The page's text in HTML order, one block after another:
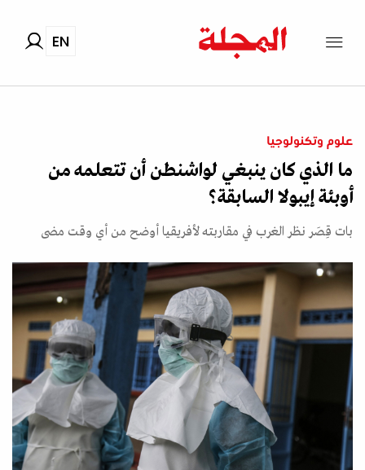
EN
علوم وتكنولوجيا
ما الذي كان ينبغي لواشنطن أن تتعلمه من
أوبئة إيبولا السابقة؟
بات قِصَر نظر الغرب في مقاربته لأفريقيا أوضح من أي وقت مضى